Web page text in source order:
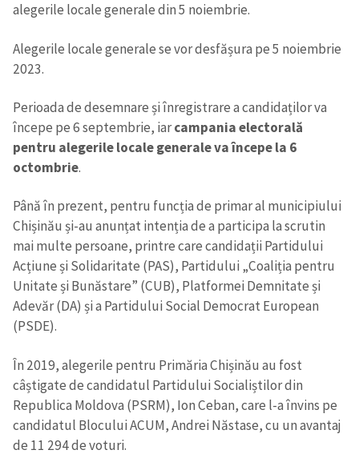
alegerile locale generale din 5 noiembrie.
Alegerile locale generale se vor desfășura pe 5 noiembrie
2023.
Perioada de desemnare și înregistrare a candidaților va
începe pe 6 septembrie, iarcampania electorală
pentru alegerile locale generale va începe la 6
octombrie.
Până în prezent, pentru funcția de primar al municipiului
Chișinău și-au anunțat intenția de a participa la scrutin
mai multe persoane, printre care candidații Partidului
Acțiune și Solidaritate (PAS), Partidului „Coaliția pentru
Unitate și Bunăstare” (CUB), Platformei Demnitate și
Adevăr (DA) și a Partidului Social Democrat European
(PSDE).
În 2019, alegerile pentru Primăria Chișinău au fost
câștigate de candidatul Partidului Socialiștilor din
Republica Moldova (PSRM), Ion Ceban, care l-a învins pe
candidatul Blocului ACUM, Andrei Năstase, cu un avantaj
de 11 294 de voturi.